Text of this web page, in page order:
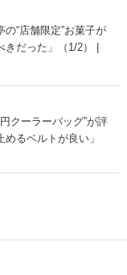
の“店舗限定”お菓子が
だった」（1/2） |
クーラーバッグ”が評
るベルトが良い」